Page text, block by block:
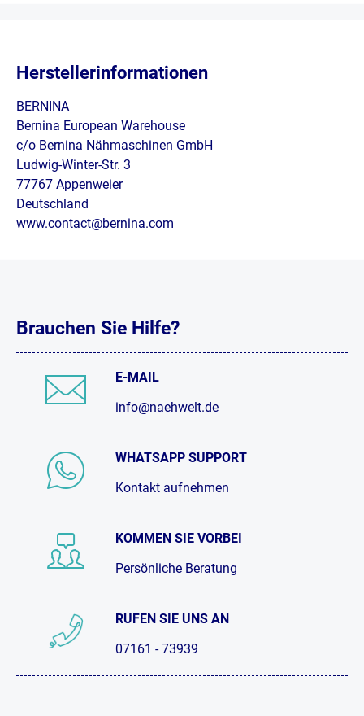
Herstellerinformationen
BERNINA
Bernina European Warehouse
c/o Bernina Nähmaschinen GmbH
Ludwig-Winter-Str. 3
77767 Appenweier
Deutschland
www.contact@bernina.com
Brauchen Sie Hilfe?
E-MAIL
info@naehwelt.de
WHATSAPP SUPPORT
Kontakt aufnehmen
KOMMEN SIE VORBEI
Persönliche Beratung
RUFEN SIE UNS AN
07161 - 73939